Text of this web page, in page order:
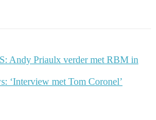
Andy Priaulx verder met RBM in
‘Interview met Tom Coronel’